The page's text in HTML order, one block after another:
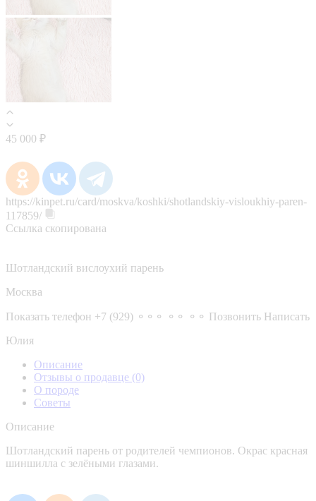
45 000 ₽
https://kinpet.ru/card/moskva/koshki/shotlandskiy-visloukhiy-paren-
117859/
Ссылка скопирована
Шотландский вислоухий парень
Москва
Показать телефон +7 (929) ⚬⚬⚬ ⚬⚬ ⚬⚬ Позвонить Написать
Юлия
Описание
Отзывы о продавце (0)
О породе
Советы
Описание
Шотландский парень от родителей чемпионов. Окрас красная
шиншилла с зелёными глазами.